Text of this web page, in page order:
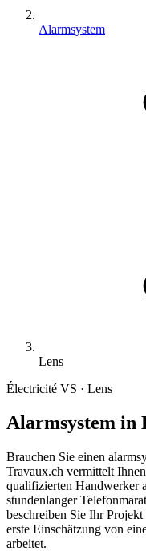
Alarmsystem
Lens
Électricité VS · Lens
Alarmsystem
Brauchen Sie einen
Travaux.ch vermittelt
qualifizierten Handwerker
stundenlanger
beschreiben Sie Ihr
erste Einschätzung von
arbeitet.